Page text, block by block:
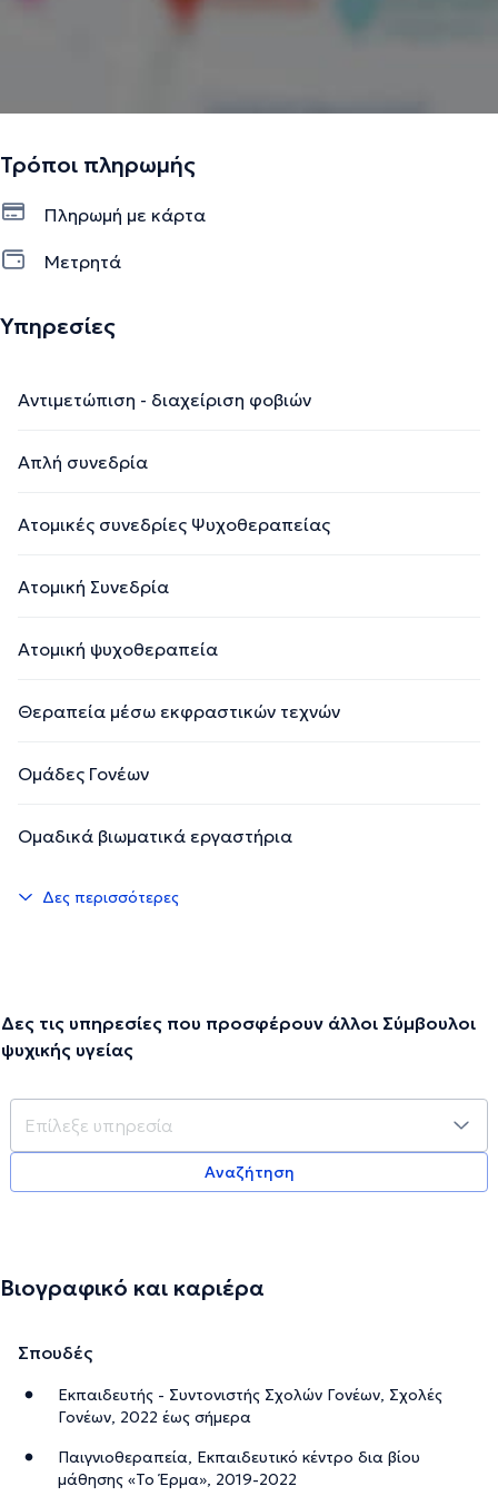
Τρόποι πληρωμής
Πληρωμή με κάρτα
Μετρητά
Υπηρεσίες
Αντιμετώπιση - διαχείριση φοβιών
Απλή συνεδρία
Ατομικές συνεδρίες Ψυχοθεραπείας
Ατομική Συνεδρία
Ατομική ψυχοθεραπεία
Θεραπεία μέσω εκφραστικών τεχνών
Ομάδες Γονέων
Ομαδικά βιωματικά εργαστήρια
Δες περισσότερες
Δες τις υπηρεσίες που προσφέρουν άλλοι Σύμβουλοι
ψυχικής υγείας
Αναζήτηση
Βιογραφικό και καριέρα
Σπουδές
Εκπαιδευτής - Συντονιστής Σχολών Γονέων, Σχολές
Γονέων, 2022 έως σήμερα
Παιγνιοθεραπεία, Εκπαιδευτικό κέντρο δια βίου
μάθησης «Το Έρμα», 2019-2022